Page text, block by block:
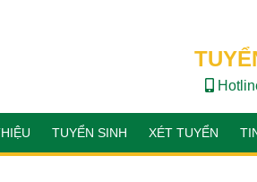
TUYỂN SINH XÉT TUYỂN